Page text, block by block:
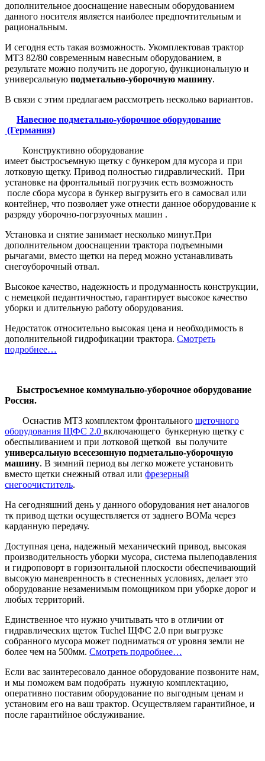
дополнительное дооснащение навесным оборудованием
данного носителя является наиболее предпочтительным и
рациональным.
И сегодня есть такая возможность. Укомплектовав трактор
МТЗ 82/80 современным навесным оборудованием, в
результате можно получить не дорогую, функциональную и
универсальную подметально-уборочную машину.
В связи с этим предлагаем рассмотреть несколько вариантов.
Навесное подметально-уборочное оборудование
(Германия)
Конструктивно оборудование
имеет быстросъемную щетку с бункером для мусора и при
лотковую щетку. Привод полностью гидравлический. При
установке на фронтальный погрузчик есть возможность
после сбора мусора в бункер выгрузить его в самосвал или
контейнер, что позволяет уже отнести данное оборудование к
разряду уборочно-погрзуочных машин .
Установка и снятие занимает несколько минут.При
дополнительном дооснащении трактора подъемными
рычагами, вместо щетки на перед можно устанавливать
снегоуборочный отвал.
Высокое качество, надежность и продуманность конструкции,
с немецкой педантичностью, гарантирует высокое качество
уборки и длительную работу оборудования.
Недостаток относительно высокая цена и необходимость в
дополнительной гидрофикации трактора. Смотреть
подробнее…
Быстросъемное коммунально-уборочное оборудование
Россия.
Оснастив МТЗ комплектом фронтального щеточного
оборудования ЩФС 2.0 включающего бункерную щетку с
обеспыливанием и при лотковой щеткой вы получите
универсальную всесезонную подметально-уборочную
машину. В зимний период вы легко можете установить
вместо щетки снежный отвал или фрезерный
снегоочиститель.
На сегодняшний день у данного оборудования нет аналогов
тк привод щетки осуществляется от заднего ВОМа через
карданную передачу.
Доступная цена, надежный механический привод, высокая
производительность уборки мусора, система пылеподавления
и гидроповорт в горизонтальной плоскости обеспечивающий
высокую маневренность в стесненных условиях, делает это
оборудование незаменимым помощником при уборке дорог и
любых территорий.
Единственное что нужно учитывать что в отличии от
гидравлических щеток Tuchel ЩФС 2.0 при выгрузке
собранного мусора может подниматься от уровня земли не
более чем на 500мм. Смотреть подробнее…
Если вас заинтересовало данное оборудование позвоните нам,
и мы поможем вам подобрать нужную комплектацию,
оперативно поставим оборудование по выгодным ценам и
установим его на ваш трактор. Осуществляем гарантийное, и
после гарантийное обслуживание.